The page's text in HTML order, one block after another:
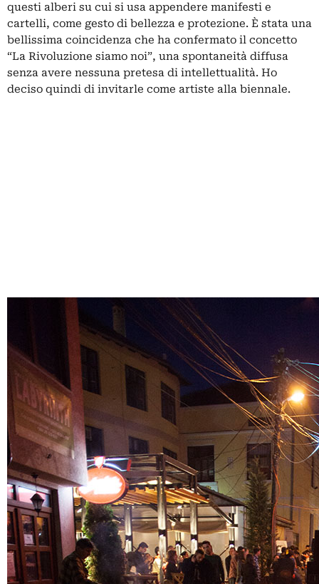
questi alberi su cui si usa appendere manifesti e
cartelli, come gesto di bellezza e protezione. È stata una
bellissima coincidenza che ha confermato il concetto
“La Rivoluzione siamo noi”, una spontaneità diffusa
senza avere nessuna pretesa di intellettualità. Ho
deciso quindi di invitarle come artiste alla biennale.